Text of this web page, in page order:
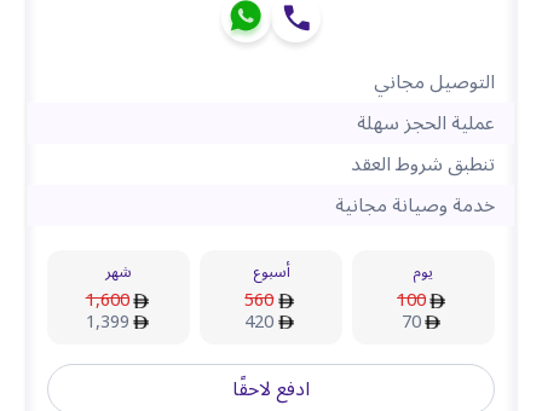
التوصيل مجاني
عملية الحجز سهلة
تنطبق شروط العقد
خدمة وصيانة مجانية
يوم
100
70
أسبوع
560
420
شهر
1,600
1,399
ادفع لاحقًا